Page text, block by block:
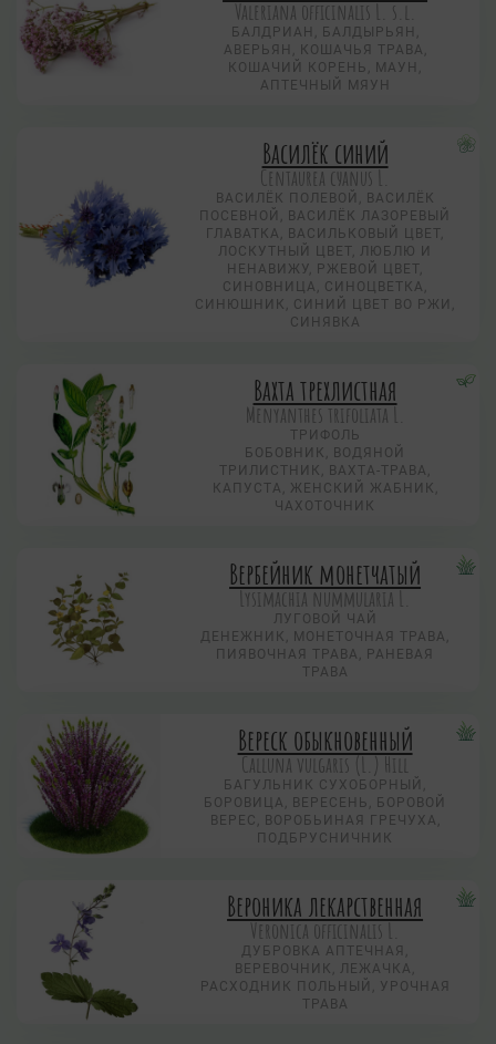
Valeriana officinalis L. s.l.
БАЛДРИАН, БАЛДЫРЬЯН,
АВЕРЬЯН, КОШАЧЬЯ ТРАВА,
КОШАЧИЙ КОРЕНЬ, МАУН,
АПТЕЧНЫЙ МЯУН
Василёк синий
Centaurea суanus L.
ВАСИЛЁК ПОЛЕВОЙ, ВАСИЛЁК
ПОСЕВНОЙ, ВАСИЛЁК ЛАЗОРЕВЫЙ
ГЛАВАТКА, ВАСИЛЬКОВЫЙ ЦВЕТ,
ЛОСКУТНЫЙ ЦВЕТ, ЛЮБЛЮ И
НЕНАВИЖУ, РЖЕВОЙ ЦВЕТ,
СИНОВНИЦА, СИНОЦВЕТКА,
СИНЮШНИК, СИНИЙ ЦВЕТ ВО РЖИ,
СИНЯВКА
Вахта трехлистная
Menyanthes trifoliata L.
ТРИФОЛЬ
БОБОВНИК, ВОДЯНОЙ
ТРИЛИСТНИК, ВАХТА-ТРАВА,
КАПУСТА, ЖЕНСКИЙ ЖАБНИК,
ЧАХОТОЧНИК
Вербейник монетчатый
Lysimachia nummularia L.
ЛУГОВОЙ ЧАЙ
ДЕНЕЖНИК, МОНЕТОЧНАЯ ТРАВА,
ПИЯВОЧНАЯ ТРАВА, РАНЕВАЯ
ТРАВА
Вереск обыкновенный
Calluna vulgaris (L.) Hill
БАГУЛЬНИК СУХОБОРНЫЙ,
БОРОВИЦА, ВЕРЕСЕНЬ, БОРОВОЙ
ВЕРЕС, ВОРОБЬИНАЯ ГРЕЧУХА,
ПОДБРУСНИЧНИК
Вероника лекарственная
Veronica officinalis L.
ДУБРОВКА АПТЕЧНАЯ,
ВЕРЕВОЧНИК, ЛЕЖАЧКА,
РАСХОДНИК ПОЛЬНЫЙ, УРОЧНАЯ
ТРАВА